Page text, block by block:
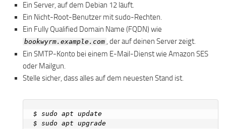
Ein Server, auf dem Debian 12 läuft.
Ein Nicht-Root-Benutzer mit sudo-Rechten.
Ein Fully Qualified Domain Name (FQDN) wie
bookwyrm.example.com , der auf deinen Server zeigt.
Ein SMTP-Konto bei einem E-Mail-Dienst wie Amazon SES
oder Mailgun.
Stelle sicher, dass alles auf dem neuesten Stand ist.
$ sudo apt update